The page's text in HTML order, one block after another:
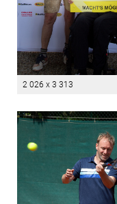
2 026 x 3 313